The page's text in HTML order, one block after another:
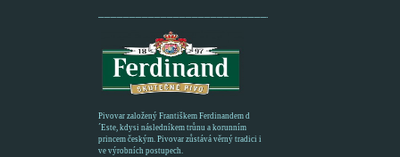
Pivovar založený Františkem Ferdinandem d
´Este, kdysi následníkem trůnu a korunním
princem českým. Pivovar zůstává věrný tradici i
ve výrobních postupech.